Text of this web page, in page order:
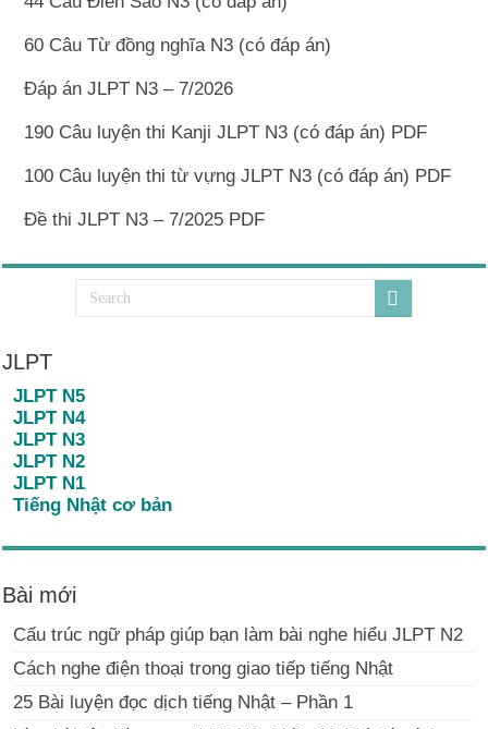
60 Câu Từ đồng nghĩa N3 (có đáp án)
Đáp án JLPT N3 – 7/2026
190 Câu luyện thi Kanji JLPT N3 (có đáp án) PDF
100 Câu luyện thi từ vựng JLPT N3 (có đáp án) PDF
Đề thi JLPT N3 – 7/2025 PDF
JLPT
JLPT N5
JLPT N4
JLPT N3
JLPT N2
JLPT N1
Tiếng Nhật cơ bản
Bài mới
Cấu trúc ngữ pháp giúp bạn làm bài nghe hiểu JLPT N2
Cách nghe điện thoại trong giao tiếp tiếng Nhật
25 Bài luyện đọc dịch tiếng Nhật – Phần 1